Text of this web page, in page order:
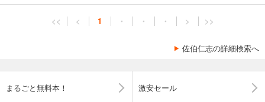
<< < 1 ・ ・ ・ > >>
佐伯仁志の詳細検索へ
まるごと無料本！ 激安セール